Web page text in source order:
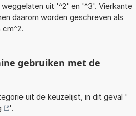
uit '^2' en '^3'. Vierkante
daarom worden geschreven als
cm^2.
gebruiken met de
uit de keuzelijst, in dit geval '
'.